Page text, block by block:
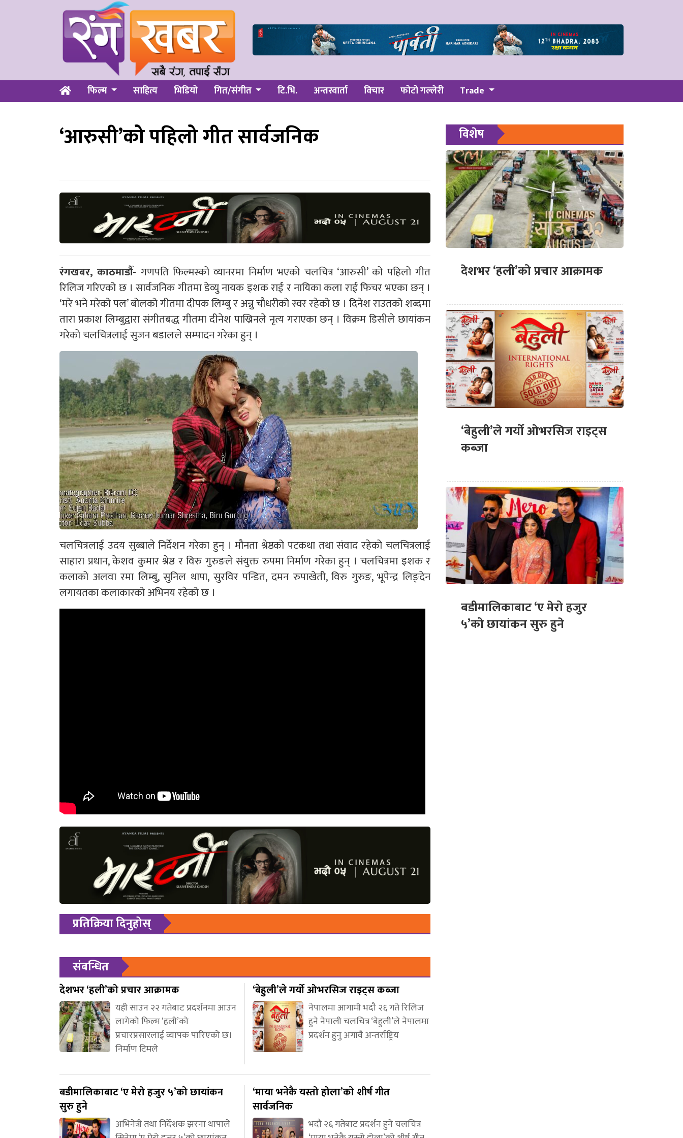
फिल्म साहित्य भिडियो गित/संगीत टि.भि. अन्तरवार्ता विचार फोटो गल्लेरी Trade
‘आरुसी’को पहिलो गीत सार्वजनिक
रंगखबर, काठमाडौँ- गणपति फिल्मस्को व्यानरमा निर्माण भएको चलचित्र ‘आरुसी’ को पहिलो गीत
रिलिज गरिएको छ । सार्वजनिक गीतमा डेव्यु नायक इशक राई र नायिका कला राई फिचर भएका छन् ।
‘मरे भने मरेको पल’ बोलको गीतमा दीपक लिम्बु र अन्नु चौधरीको स्वर रहेको छ । दिनेश राउतको शब्दमा
तारा प्रकाश लिम्बुद्वारा संगीतबद्ध गीतमा दीनेश पाख्रिनले नृत्य गराएका छन् । विक्रम डिसीले छायांकन
गरेको चलचित्रलाई सुजन बडालले सम्पादन गरेका हुन् ।
चलचित्रलाई उदय सुब्बाले निर्देशन गरेका हुन् । मौनता श्रेष्ठको पटकथा तथा संवाद रहेको चलचित्रलाई
साहारा प्रधान, केशव कुमार श्रेष्ठ र विरु गुरुङले संयुक्त रुपमा निर्माण गरेका हुन् । चलचित्रमा इशक र
कलाको अलवा रमा लिम्बु, सुनिल थापा, सुरविर पन्डित, दमन रुपाखेती, विरु गुरुङ, भूपेन्द्र लिङ्देन
लगायतका कलाकारको अभिनय रहेको छ ।
प्रतिक्रिया दिनुहोस्
संबन्धित
देशभर ‘हली’को प्रचार आक्रामक
यही साउन २२ गतेबाट प्रदर्शनमा आउन
लागेको फिल्म ‘हली’को
प्रचारप्रसारलाई व्यापक पारिएको छ।
निर्माण टिमले
‘बेहुली’ले गर्यो ओभरसिज राइट्स कब्जा
नेपालमा आगामी भदौ २६ गते रिलिज
हुने नेपाली चलचित्र ‘बेहुली’ले नेपालमा
प्रदर्शन हुनु अगावै अन्तर्राष्ट्रिय
बडीमालिकाबाट ‘ए मेरो हजुर ५’को छायांकन
सुरु हुने
अभिनेत्री तथा निर्देशक झरना थापाले
‘माया भनेकै यस्तो होला’को शीर्ष गीत
सार्वजनिक
भदौ २६ गतेबाट प्रदर्शन हुने चलचित्र
विशेष
देशभर ‘हली’को प्रचार आक्रामक
‘बेहुली’ले गर्यो ओभरसिज राइट्स
कब्जा
बडीमालिकाबाट ‘ए मेरो हजुर
५’को छायांकन सुरु हुने